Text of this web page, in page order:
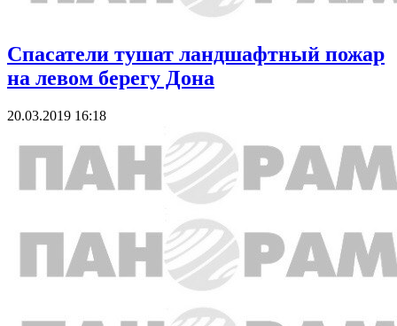
Спасатели тушат ландшафтный пожар
на левом берегу Дона
20.03.2019 16:18